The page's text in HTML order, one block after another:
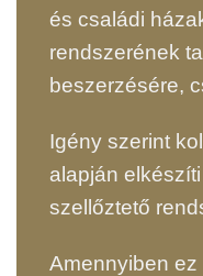
és családi
rendszerének
beszerzésére,
Igény szerint
alapján
szellőztető
Amennyiben ez